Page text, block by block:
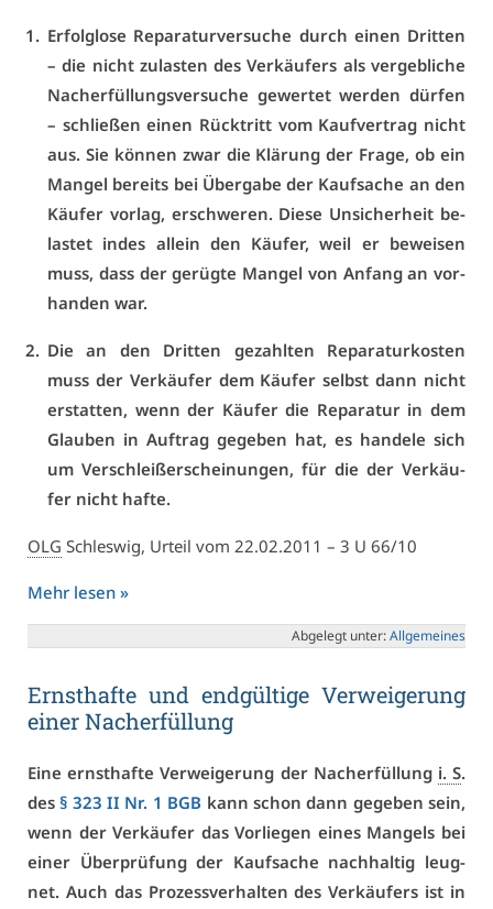
Er­folg­lo­se Re­pa­ra­tur­ver­su­che durch ei­nen Drit­ten
– die nicht zu­las­ten des Ver­käu­fers als ver­geb­li­che
Nach­er­fül­lungs­ver­su­che ge­wer­tet wer­den dür­fen
– schlie­ßen ei­nen Rück­tritt vom Kauf­ver­trag nicht
aus. Sie kön­nen zwar die Klä­rung der Fra­ge, ob ein
Man­gel be­reits bei Über­ga­be der Kauf­sa­che an den
Käu­fer vor­lag, er­schwe­ren. Die­se Un­si­cher­heit be­
las­tet in­des al­lein den Käu­fer, weil er be­wei­sen
muss, dass der ge­rüg­te Man­gel von An­fang an vor­
han­den war.
Die an den Drit­ten ge­zahl­ten Re­pa­ra­tur­kos­ten
muss der Ver­käu­fer dem Käu­fer selbst dann nicht
er­stat­ten, wenn der Käu­fer die Re­pa­ra­tur in dem
Glau­ben in Auf­trag ge­ge­ben hat, es han­de­le sich
um Ver­schleiß­er­schei­nun­gen, für die der Ver­käu­
fer nicht haf­te.
OLG Schles­wig, Ur­teil vom 22.02.2011 – 3 U 66/10
Mehr le­sen »
Ab­ge­legt un­ter:All­ge­mei­nes
Ernst­haf­te und end­gül­ti­ge Ver­wei­ge­rung
ei­ner Nach­er­fül­lung
Ei­ne ernst­haf­te Ver­wei­ge­rung der Nach­er­fül­lung i. S.
des§ 323 II Nr. 1 BGB kann schon dann ge­ge­ben sein,
wenn der Ver­käu­fer das Vor­lie­gen ei­nes Man­gels bei
ei­ner Über­prü­fung der Kauf­sa­che nach­hal­tig leug­
net. Auch das Pro­zess­ver­hal­ten des Ver­käu­fers ist in